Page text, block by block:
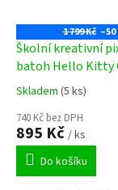
1 799 Kč –50
Školní kreativní
batoh Hello Kitty
fialová PXB-06-89
Skladem (5 ks)
740 Kč bez DPH
895 Kč / ks
Do košíku